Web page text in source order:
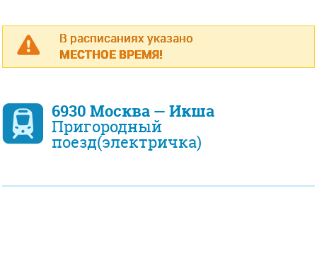
В расписаниях указано
МЕСТНОЕ ВРЕМЯ!
6930 Москва — Икша
Пригородный
поезд(электричка)